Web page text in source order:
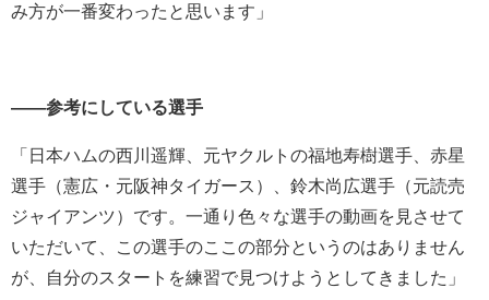
み方が一番変わったと思います」
――参考にしている選手
「日本ハムの西川遥輝、元ヤクルトの福地寿樹選手、赤星
選手（憲広・元阪神タイガース）、鈴木尚広選手（元読売
ジャイアンツ）です。一通り色々な選手の動画を見させて
いただいて、この選手のここの部分というのはありません
が、自分のスタートを練習で見つけようとしてきました」